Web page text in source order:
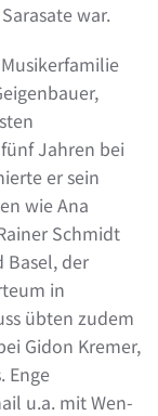
war.
Jahren bei
er sein
wie Ana
Schmidt
Basel, der
in
übten zudem
Gidon Kremer,
Enge
u.a. mit Wen-